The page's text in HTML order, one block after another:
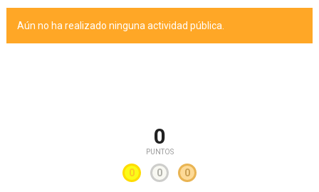
Aún no ha realizado ninguna actividad pública.
0
PUNTOS
0 0 0